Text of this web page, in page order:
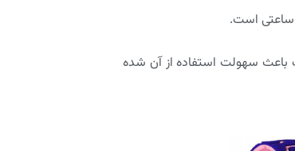
ساعتی است.
سهولت استفاده از آن شده